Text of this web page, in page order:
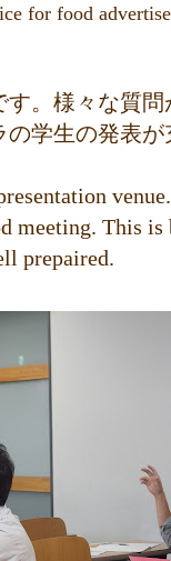
for food
す。様々な質
の学生の発表
meeting. This is
prepaired.